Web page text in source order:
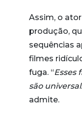
Assim, o
produção,
sequências
filmes
fuga. “Esses
são
admite.